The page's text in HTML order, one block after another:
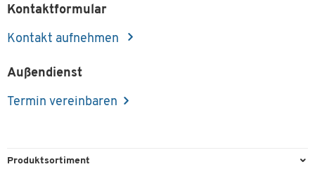
Kontaktformular
Kontakt aufnehmen
Außendienst
Termin vereinbaren
Produktsortiment